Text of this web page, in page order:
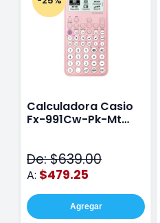
Calculadora Casio
Fx-991Cw-Pk-Mt
De: $639.00
A: $479.25
Agregar